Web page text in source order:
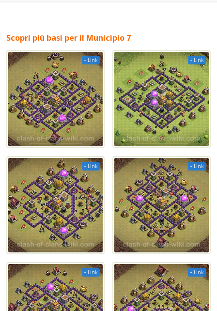
Scopri più basi per il Municipio 7
+ Link + Link
+ Link + Link
+ Link + Link